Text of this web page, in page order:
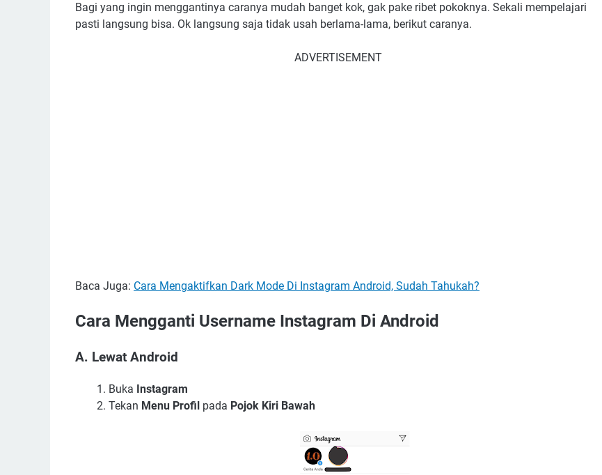
Bagi yang ingin menggantinya caranya mudah banget kok, gak pake ribet pokoknya. Sekali mempelajari
pasti langsung bisa. Ok langsung saja tidak usah berlama-lama, berikut caranya.
ADVERTISEMENT
Baca Juga: Cara Mengaktifkan Dark Mode Di Instagram Android, Sudah Tahukah?
Cara Mengganti Username Instagram Di Android
A. Lewat Android
Buka Instagram
Tekan Menu Profil pada Pojok Kiri Bawah